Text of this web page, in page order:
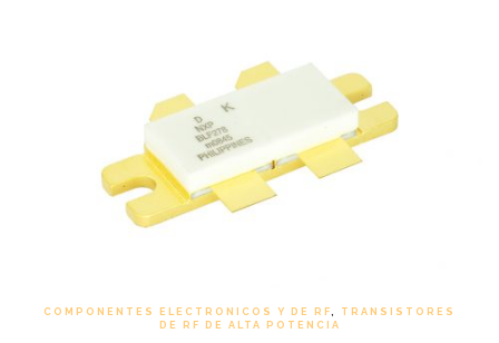
COMPONENTES ELECTRONICOS Y DE RF
TRANSISTORES
DE RF DE ALTA POTENCIA